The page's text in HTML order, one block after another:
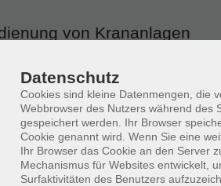
von Krananlagen
003, DGUV V1, DGUV V52 und
zu rechtlichen und technischen
In der betrieblichen
behandelt. Die im DGUV-Grundsatz
als Richtwert.
Datenschutz
Cookies sind kleine Datenmengen, die
Webbrowser des Nutzers während des
gespeichert werden. Ihr Browser
Cookie genannt wird. Wenn Sie eine
Ihr Browser das Cookie an den Server
Mechanismus für Websites entwickelt,
Surfaktivitäten des Benutzers